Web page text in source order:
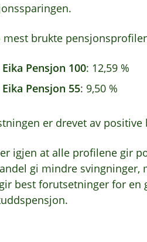
mest brukte
Eika Pensjon 100: 12,59 %
Eika Pensjon 55: 9,50 %
er drevet av
igjen at alle profilene gir
gi mindre svingninger,
best forutsetninger for en